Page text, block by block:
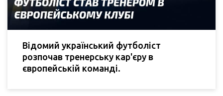
Відомий український футболіст
розпочав тренерську кар'єру в
європейській команді.